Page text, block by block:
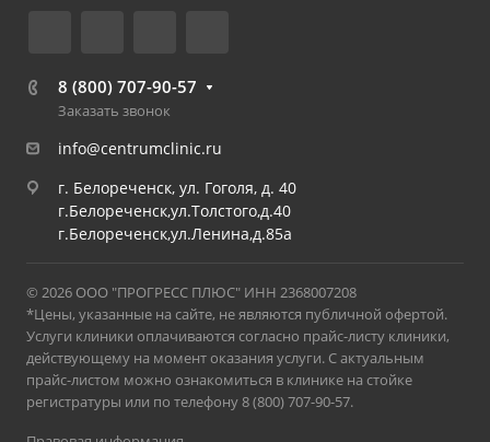
8 (800) 707-90-57
Заказать звонок
info@centrumclinic.ru
г. Белореченск, ул. Гоголя, д. 40
г.Белореченск,ул.Толстого,д.40
г.Белореченск,ул.Ленина,д.85а
© 2026 ООО "ПРОГРЕСС ПЛЮС" ИНН 2368007208
*Цены, указанные на сайте, не являются публичной офертой.
Услуги клиники оплачиваются согласно прайс-листу клиники,
действующему на момент оказания услуги. С актуальным
прайс-листом можно ознакомиться в клинике на стойке
регистратуры или по телефону 8 (800) 707-90-57.